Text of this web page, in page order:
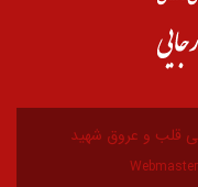
قلب و عروق شهید